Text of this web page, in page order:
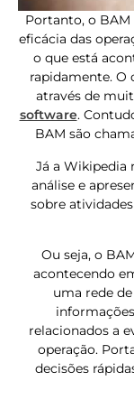
Portanto, o BAM
eficácia das
o que está
rapidamente. O
através de
software.
BAM são
Já a Wikipedia
análise e
sobre
Ou seja, o
acontecendo
uma rede
relacionados a
operação.
decisões